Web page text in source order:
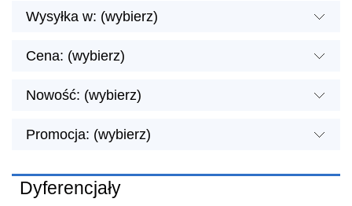
Wysyłka w: (wybierz)
Cena: (wybierz)
Nowość: (wybierz)
Promocja: (wybierz)
Dyferencjały